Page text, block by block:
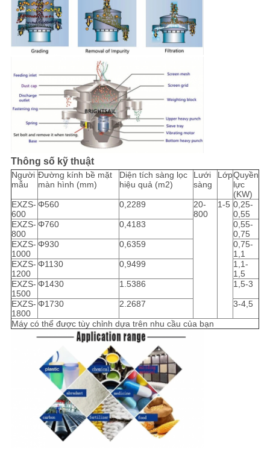
Thông số kỹ thuật
Người
mẫu
Đường kính bề mặt
màn hình (mm)
Diện tích sàng lọc
hiệu quả (m2)
Lưới
sàng
LớpQuyền
lực
(KW)
EXZS-
600
Φ560 0,2289
20-
800
1-5 0,25-
0,55
EXZS-
800
Φ760 0,4183
0,55-
0,75
EXZS-
1000
Φ930 0,6359
0,75-
1,1
EXZS-
1200
Φ1130 0,9499
1,1-
1,5
EXZS-
1500
Φ1430 1.5386 1,5-3
EXZS-
1800
Φ1730 2.2687 3-4,5
Máy có thể được tùy chỉnh dựa trên nhu cầu của bạn